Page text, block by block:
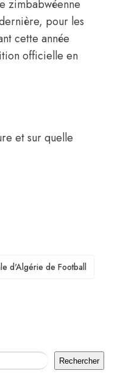
zimbabwéenne
pour les
cette année
officielle en
et sur quelle
d'Algérie de Football
Rechercher